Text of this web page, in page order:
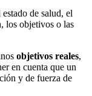
de salud, el
los objetivos o las
objetivos reales,
en cuenta que un
y de fuerza de